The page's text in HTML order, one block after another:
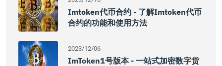
Imtoken代币合约 - 了解imtoken代币
合约的功能和使用方法
2023/12/06
ImToken1号版本 - 一站式加密数字货